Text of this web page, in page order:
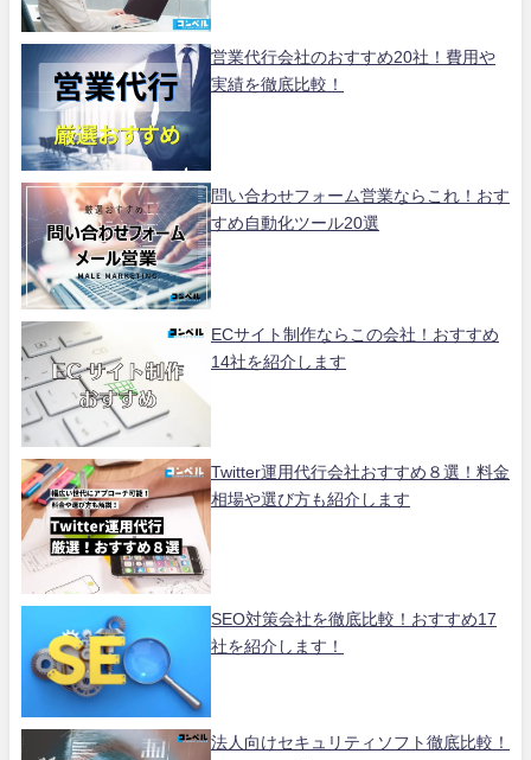
営業代行会社のおすすめ20社！費用や
実績を徹底比較！
問い合わせフォーム営業ならこれ！おす
すめ自動化ツール20選
ECサイト制作ならこの会社！おすすめ
14社を紹介します
Twitter運用代行会社おすすめ８選！料金
相場や選び方も紹介します
SEO対策会社を徹底比較！おすすめ17
社を紹介します！
法人向けセキュリティソフト徹底比較！